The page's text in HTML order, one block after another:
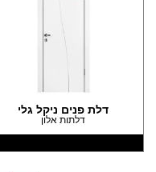
דלת פנים ניקל גלי
דלתות אלון